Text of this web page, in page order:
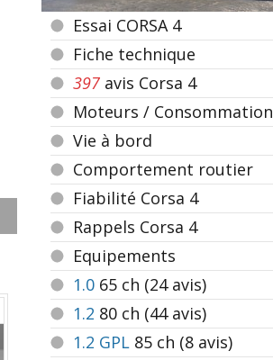
Essai CORSA 4
Fiche technique
397 avis Corsa 4
Moteurs / Consommation
Vie à bord
Comportement routier
Fiabilité Corsa 4
Rappels Corsa 4
Equipements
1.0 65 ch (24 avis)
1.2 80 ch (44 avis)
1.2 GPL 85 ch (8 avis)